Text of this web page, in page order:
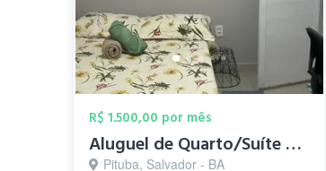
R$ 1.500,00 por mês
Aluguel de Quarto/Suíte para mulheres na...
Pituba, Salvador - BA